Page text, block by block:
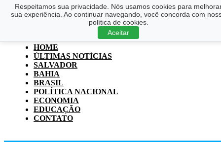
Respeitamos sua privacidade. Nós usamos cookies para
sua experiência. Ao continuar navegando, você concorda com
política de cookies.
Aceitar
Saltar para o conteúdo principal Ir para o footer
HOME
ÚLTIMAS NOTÍCIAS
SALVADOR
BAHIA
BRASIL
POLÍTICA NACIONAL
ECONOMIA
EDUCAÇÃO
CONTATO